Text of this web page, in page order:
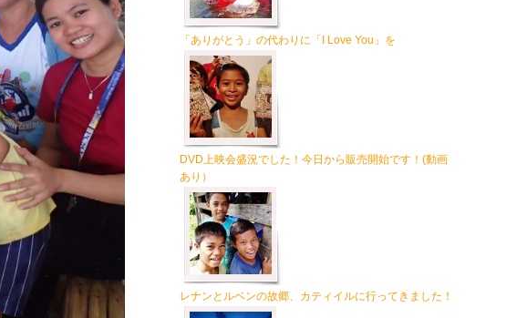
「ありがとう」の代わりに「I Love You」を
DVD上映会盛況でした！今日から販売開始です！(動画
あり）
レナンとルベンの故郷、カティイルに行ってきました！